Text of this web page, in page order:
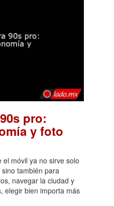
pro:
y foto
móvil ya no sirve solo
también para
navegar la ciudad y
elegir bien importa más